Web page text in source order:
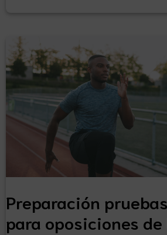
Preparación
para oposiciones de